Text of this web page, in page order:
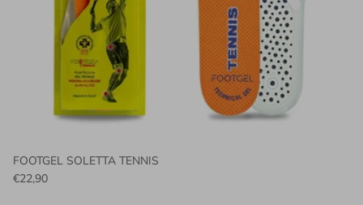
FOOTGEL SOLETTA TENNIS
€22,90